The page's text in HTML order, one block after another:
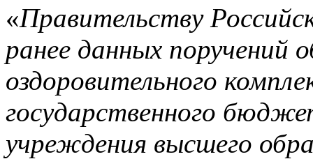
«Правительству
ранее данных поручений
оздоровительного
государственного
учреждения высшего